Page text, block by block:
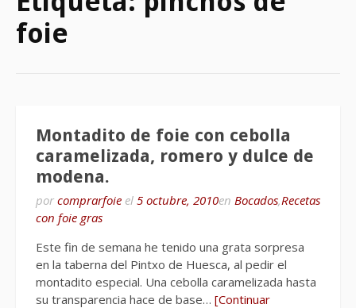
foie
Montadito de foie con cebolla
caramelizada, romero y dulce de
modena.
por comprarfoie el 5 octubre, 2010en Bocados,Recetas
con foie gras
Este fin de semana he tenido una grata sorpresa
en la taberna del Pintxo de Huesca, al pedir el
montadito especial. Una cebolla caramelizada hasta
su transparencia hace de base… [Continuar